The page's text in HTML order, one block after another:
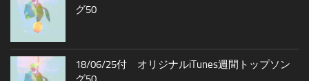
グ50
18/06/25付 オリジナルiTunes週間トップソン